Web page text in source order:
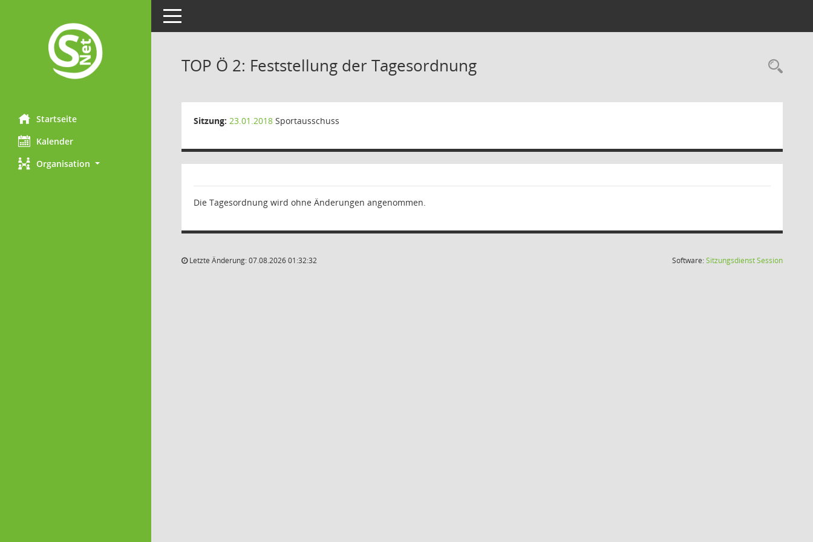
Startseite
Kalender
Organisation
Toggle navigation
TOP Ö 2: Feststellung der Tagesordnung
Sitzung: 23.01.2018 Sportausschuss
Die Tagesordnung wird ohne Änderungen angenommen.
Letzte Änderung: 07.08.2026 01:32:32 Software:SitzungsdienstSession(Wird in